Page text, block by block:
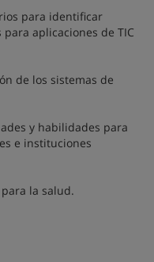
para identificar
aplicaciones de TIC
de los sistemas de
y habilidades para
e instituciones
la salud.